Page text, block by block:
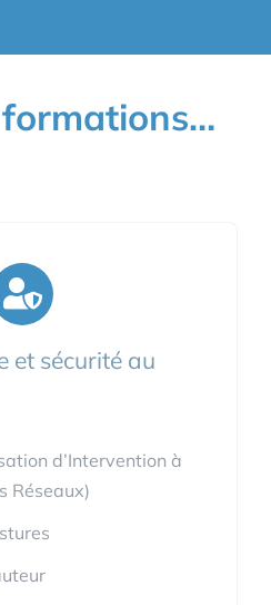
et sécurité au
d’Intervention à
Réseaux)